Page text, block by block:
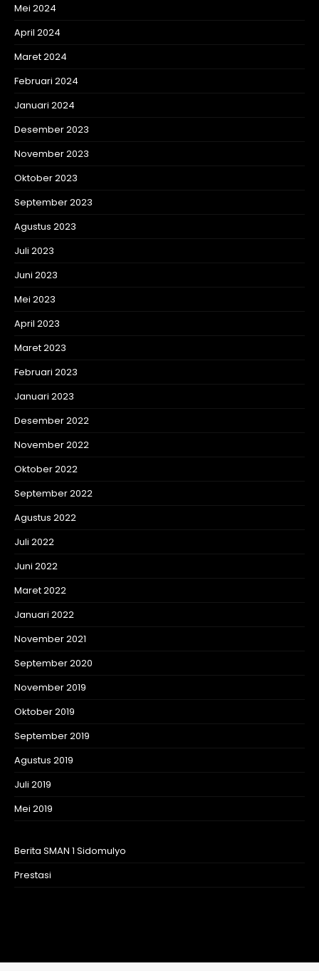
Mei 2024
April 2024
Maret 2024
Februari 2024
Januari 2024
Desember 2023
November 2023
Oktober 2023
September 2023
Agustus 2023
Juli 2023
Juni 2023
Mei 2023
April 2023
Maret 2023
Februari 2023
Januari 2023
Desember 2022
November 2022
Oktober 2022
September 2022
Agustus 2022
Juli 2022
Juni 2022
Maret 2022
Januari 2022
November 2021
September 2020
November 2019
Oktober 2019
September 2019
Agustus 2019
Juli 2019
Mei 2019
Berita SMAN 1 Sidomulyo
Prestasi